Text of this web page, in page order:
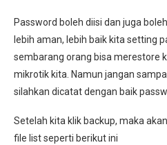
Password boleh diisi dan juga
lebih aman, lebih baik kita setting
sembarang orang bisa merestore
mikrotik kita. Namun jangan
silahkan dicatat dengan baik
Setelah kita klik backup, maka
file list seperti berikut ini